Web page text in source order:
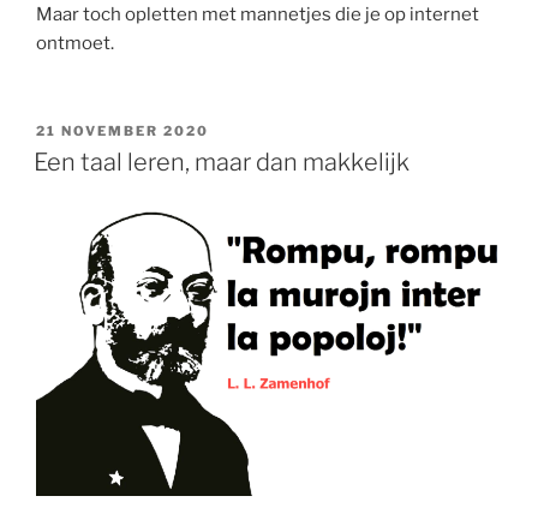
Maar toch opletten met mannetjes die je op internet
ontmoet.
GEPLAATST
OP
21 NOVEMBER 2020
Een taal leren, maar dan makkelijk